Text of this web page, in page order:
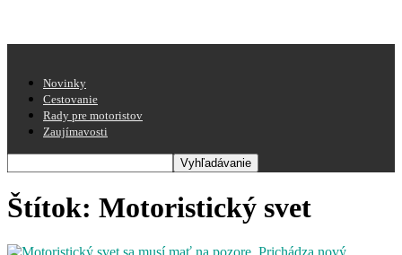
Novinky
Cestovanie
Rady pre motoristov
Zaujímavosti
Štítok: Motoristický svet